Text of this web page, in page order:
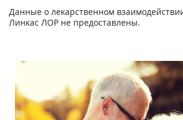
Данные о лекарственном
Линкас ЛОР не предоставлены.